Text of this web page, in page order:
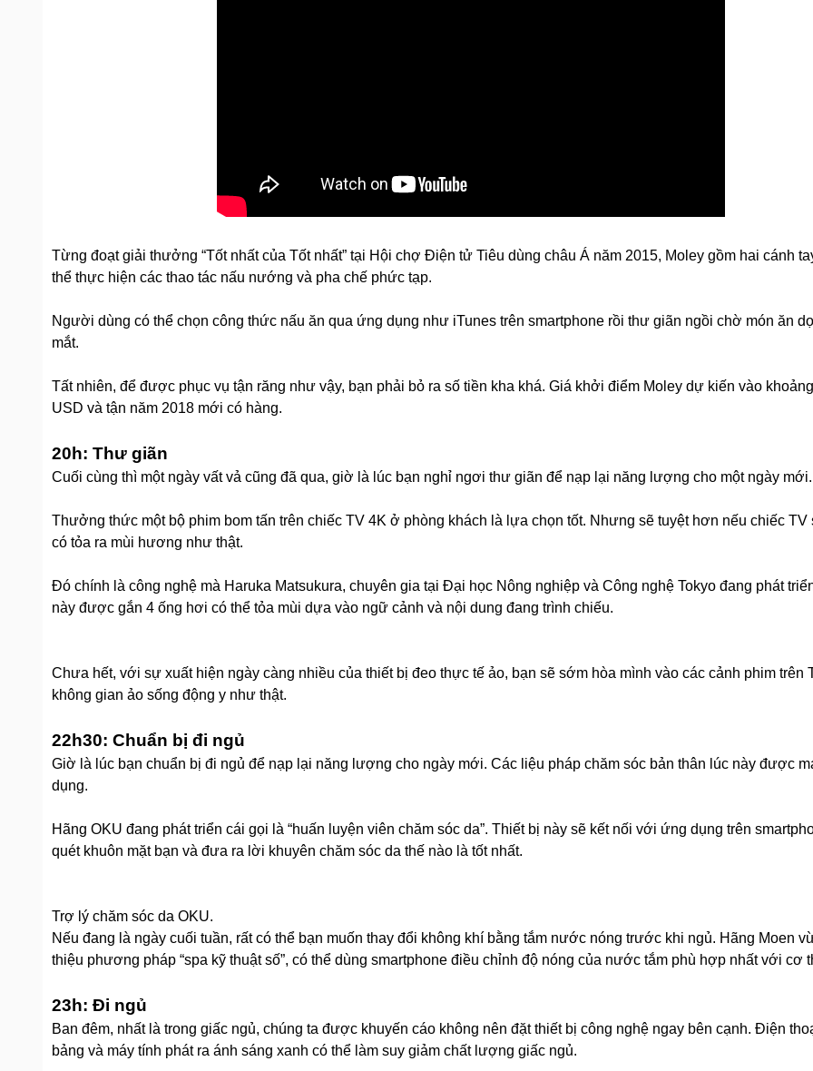
Từng đoạt giải thưởng “Tốt nhất của Tốt nhất” tại Hội chợ Điện tử Tiêu dùng châu Á năm 2015, Moley gồm hai cánh
thể thực hiện các thao tác nấu nướng và pha chế phức tạp.
Người dùng có thể chọn công thức nấu ăn qua ứng dụng như iTunes trên smartphone rồi thư giãn ngồi chờ món ăn
mắt.
Tất nhiên, để được phục vụ tận răng như vậy, bạn phải bỏ ra số tiền kha khá. Giá khởi điểm Moley dự kiến vào
USD và tận năm 2018 mới có hàng.
20h: Thư giãn
Cuối cùng thì một ngày vất vả cũng đã qua, giờ là lúc bạn nghỉ ngơi thư giãn để nạp lại năng lượng cho một ngày mới.
Thưởng thức một bộ phim bom tấn trên chiếc TV 4K ở phòng khách là lựa chọn tốt. Nhưng sẽ tuyệt hơn nếu chiếc TV
có tỏa ra mùi hương như thật.
Đó chính là công nghệ mà Haruka Matsukura, chuyên gia tại Đại học Nông nghiệp và Công nghệ Tokyo đang phát
này được gắn 4 ống hơi có thể tỏa mùi dựa vào ngữ cảnh và nội dung đang trình chiếu.
Chưa hết, với sự xuất hiện ngày càng nhiều của thiết bị đeo thực tế ảo, bạn sẽ sớm hòa mình vào các cảnh phim trên
không gian ảo sống động y như thật.
22h30: Chuẩn bị đi ngủ
Giờ là lúc bạn chuẩn bị đi ngủ để nạp lại năng lượng cho ngày mới. Các liệu pháp chăm sóc bản thân lúc này được
dụng.
Hãng OKU đang phát triển cái gọi là “huấn luyện viên chăm sóc da”. Thiết bị này sẽ kết nối với ứng dụng trên
quét khuôn mặt bạn và đưa ra lời khuyên chăm sóc da thế nào là tốt nhất.
Trợ lý chăm sóc da OKU.
Nếu đang là ngày cuối tuần, rất có thể bạn muốn thay đổi không khí bằng tắm nước nóng trước khi ngủ. Hãng Moen
thiệu phương pháp “spa kỹ thuật số”, có thể dùng smartphone điều chỉnh độ nóng của nước tắm phù hợp nhất với cơ
23h: Đi ngủ
Ban đêm, nhất là trong giấc ngủ, chúng ta được khuyến cáo không nên đặt thiết bị công nghệ ngay bên cạnh. Điện
bảng và máy tính phát ra ánh sáng xanh có thể làm suy giảm chất lượng giấc ngủ.